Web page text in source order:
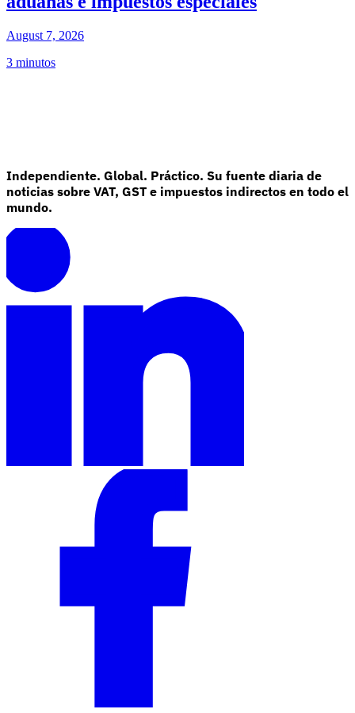
August 7, 2026
3 minutos
Independiente. Global. Práctico. Su fuente diaria de
noticias sobre VAT, GST e impuestos indirectos en todo el
mundo.